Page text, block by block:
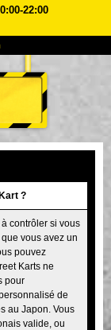
22:00
Tarifs
Akihabara#1
Shibuya
de Tokyo
Osaka
?
contrôler si vous
vous avez un
pouvez
Karts ne
pour
de
au Japon. Vous
valide, ou